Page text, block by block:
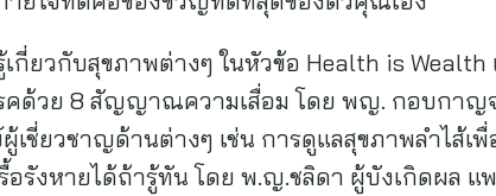
กี่ยวกับสุขภาพต่างๆ ในหัวข้อ Health is
คด้วย 8 สัญญาณความเสื่อม โดย พญ. กอบกาญ
ชี่ยวชาญด้านต่างๆ เช่น การดูแลสุขภาพลำไส้เพื่
อรังหายได้ถ้ารู้ทัน โดย พ.ญ.ชลิดา ผู้บังเกิดผล แ